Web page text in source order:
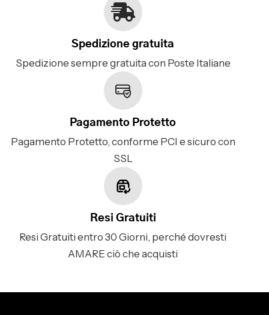
Spedizione gratuita
Spedizione sempre gratuita con Poste Italiane
Pagamento Protetto
Pagamento Protetto, conforme PCI e sicuro con
SSL
Resi Gratuiti
Resi Gratuiti entro 30 Giorni, perché dovresti
AMARE ciò che acquisti